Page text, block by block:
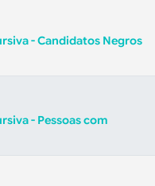
- Candidatos Negros
- Pessoas com